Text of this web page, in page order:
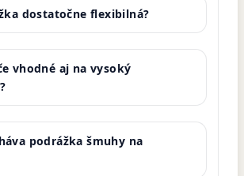
dostatočne flexibilná?
vhodné aj na vysoký
podrážka šmuhy na